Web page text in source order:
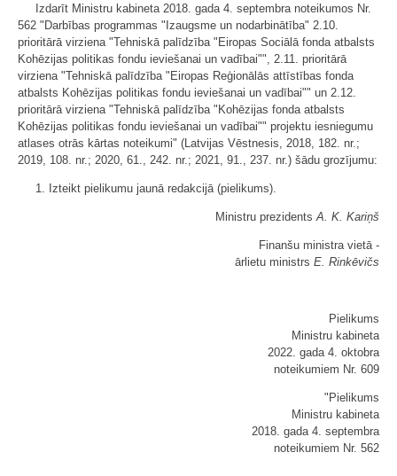
Izdarīt Ministru kabineta 2018. gada 4. septembra noteikumos Nr.
562 "Darbības programmas "Izaugsme un nodarbinātība" 2.10.
prioritārā virziena "Tehniskā palīdzība "Eiropas Sociālā fonda atbalsts
Kohēzijas politikas fondu ieviešanai un vadībai"", 2.11. prioritārā
virziena "Tehniskā palīdzība "Eiropas Reģionālās attīstības fonda
atbalsts Kohēzijas politikas fondu ieviešanai un vadībai"" un 2.12.
prioritārā virziena "Tehniskā palīdzība "Kohēzijas fonda atbalsts
Kohēzijas politikas fondu ieviešanai un vadībai"" projektu iesniegumu
atlases otrās kārtas noteikumi" (Latvijas Vēstnesis, 2018, 182. nr.;
2019, 108. nr.; 2020, 61., 242. nr.; 2021, 91., 237. nr.) šādu grozījumu:
1. Izteikt pielikumu jaunā redakcijā (pielikums).
Ministru prezidentsA. K. Kariņš
Finanšu ministra vietā -
ārlietu ministrs E. Rinkēvičs
Pielikums
Ministru kabineta
2022. gada 4. oktobra
noteikumiem Nr. 609
"Pielikums
Ministru kabineta
2018. gada 4. septembra
noteikumiem Nr. 562